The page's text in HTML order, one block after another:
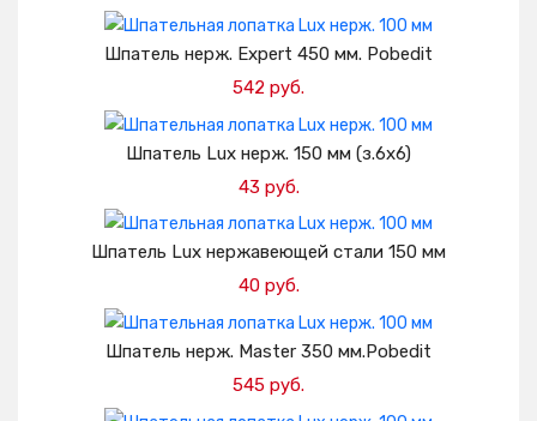
Добавить в корзину
Шпатель нерж. Expert 450 мм. Pobedit
542 руб.
Добавить в корзину
Шпатель Lux нерж. 150 мм (з.6х6)
43 руб.
Добавить в корзину
Шпатель Lux нержавеющей стали 150 мм
40 руб.
Добавить в корзину
Шпатель нерж. Master 350 мм.Pobedit
545 руб.